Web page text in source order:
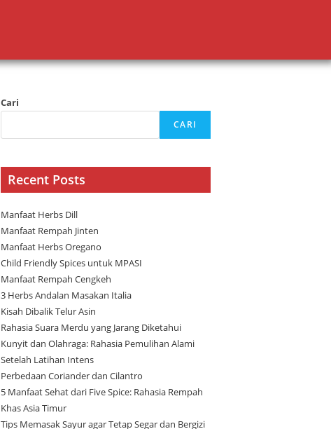
Cari
CARI
Recent Posts
Manfaat Herbs Dill
Manfaat Rempah Jinten
Manfaat Herbs Oregano
Child Friendly Spices untuk MPASI
Manfaat Rempah Cengkeh
3 Herbs Andalan Masakan Italia
Kisah Dibalik Telur Asin
Rahasia Suara Merdu yang Jarang Diketahui
Kunyit dan Olahraga: Rahasia Pemulihan Alami
Setelah Latihan Intens
Perbedaan Coriander dan Cilantro
5 Manfaat Sehat dari Five Spice: Rahasia Rempah
Khas Asia Timur
Tips Memasak Sayur agar Tetap Segar dan Bergizi